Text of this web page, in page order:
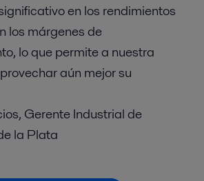
en los rendimientos
los márgenes de
lo que permite a nuestra
aún mejor su
Gerente Industrial de
la Plata